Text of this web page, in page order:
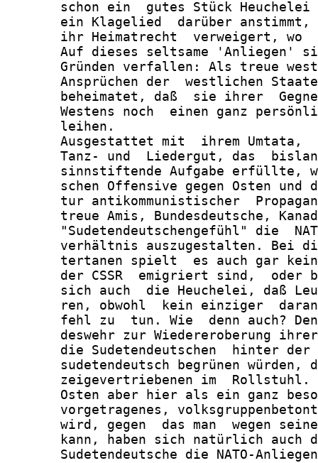
schon ein  gutes Stück
ein Klagelied  darüber
ihr Heimatrecht  verweigert, wo
Auf dieses seltsame 'Anliegen'
Gründen verfallen: Als treue
Ansprüchen der  westlichen
beheimatet, daß  sie ihrer
Westens noch  einen ganz
       leihen.
Ausgestattet mit  ihrem Umtata,
Tanz- und  Liedergut, das
sinnstiftende Aufgabe erfüllte,
schen Offensive gegen Osten und
tur antikommunistischer
treue Amis, Bundesdeutsche,
"Sudetendeutschengefühl" die
verhältnis auszugestalten. Bei
tertanen spielt  es auch gar
der CSSR  emigriert sind,  oder
sich auch  die Heuchelei, daß
ren, obwohl  kein einziger
fehl zu  tun. Wie  denn auch?
deswehr zur Wiedereroberung
die Sudetendeutschen  hinter
sudetendeutsch begrünen würden,
zeigevertriebenen im
Osten aber hier als ein ganz
vorgetragenes,
wird, gegen  das man  wegen
kann, haben sich natürlich auch
Sudetendeutsche die NATO-